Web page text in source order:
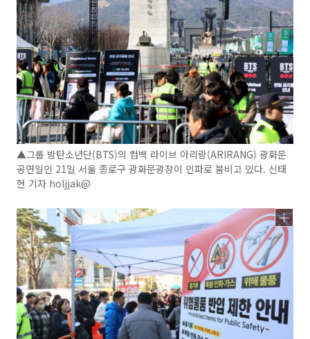
▲그룹 방탄소년단(BTS)의 컴백 라이브 아리랑(ARIRANG) 광화문
공연일인 21일 서울 종로구 광화문광장이 인파로 붐비고 있다. 신태
현 기자 holjjak@